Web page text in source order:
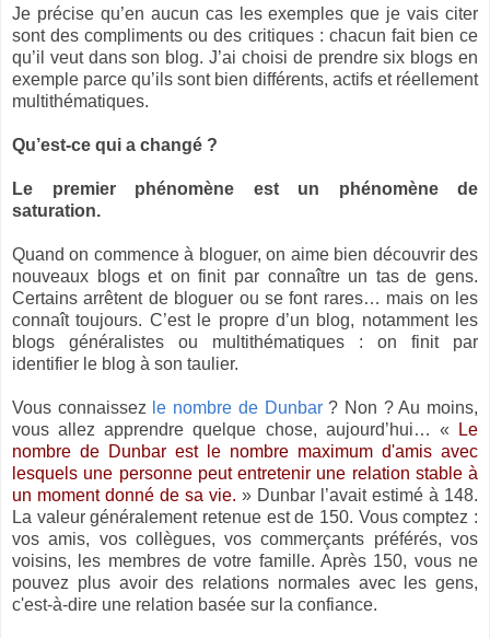
Je précise qu’en aucun cas les exemples que je vais citer
sont des compliments ou des critiques : chacun fait bien ce
qu’il veut dans son blog. J’ai choisi de prendre six blogs en
exemple parce qu’ils sont bien différents, actifs et réellement
multithématiques.
Qu’est-ce qui a changé ?
Le premier phénomène est un phénomène de
saturation.
Quand on commence à bloguer, on aime bien découvrir des
nouveaux blogs et on finit par connaître un tas de gens.
Certains arrêtent de bloguer ou se font rares… mais on les
connaît toujours. C’est le propre d’un blog, notamment les
blogs généralistes ou multithématiques : on finit par
identifier le blog à son taulier.
Vous connaissez le nombre de Dunbar? Non ? Au moins,
vous allez apprendre quelque chose, aujourd’hui… «
Le
nombre de Dunbar est le nombre maximum d'amis avec
lesquels une personne peut entretenir une relation stable à
un moment donné de sa vie. » Dunbar l’avait estimé à 148.
La valeur généralement retenue est de 150. Vous comptez :
vos amis, vos collègues, vos commerçants préférés, vos
voisins, les membres de votre famille. Après 150, vous ne
pouvez plus avoir des relations normales avec les gens,
c'est-à-dire une relation basée sur la confiance.